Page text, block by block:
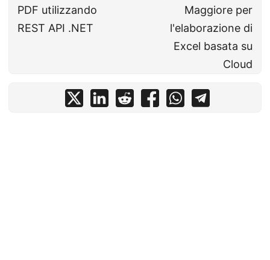
PDF utilizzando
REST API .NET
Maggiore per
l'elaborazione di
Excel basata su
Cloud